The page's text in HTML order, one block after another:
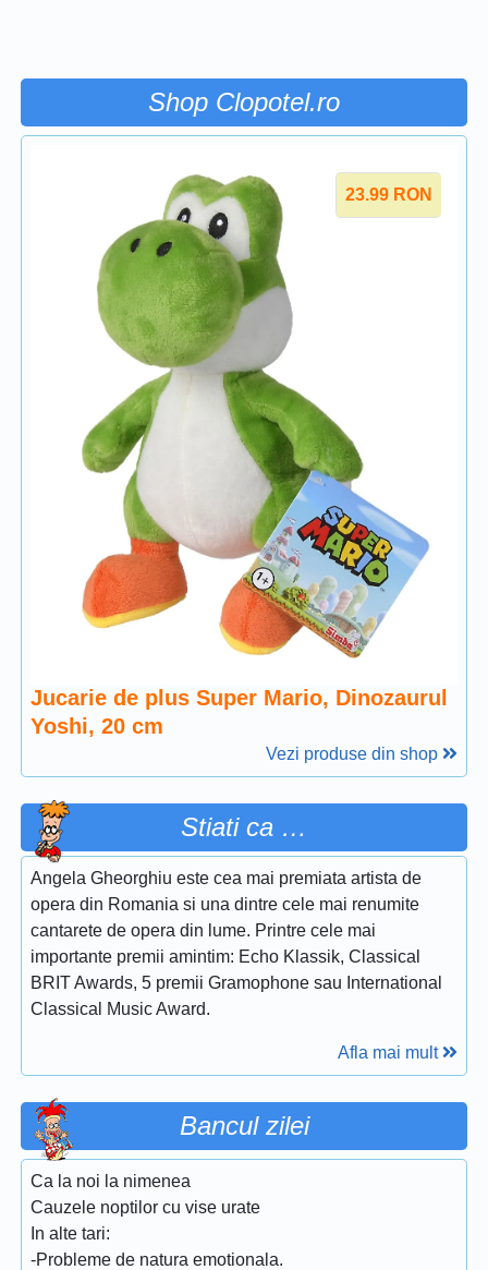
Shop Clopotel.ro
23.99 RON
Jucarie de plus Super Mario, Dinozaurul
Yoshi, 20 cm
Vezi produse din shop
Stiati ca …
Angela Gheorghiu este cea mai premiata artista de
opera din Romania si una dintre cele mai renumite
cantarete de opera din lume. Printre cele mai
importante premii amintim: Echo Klassik, Classical
BRIT Awards, 5 premii Gramophone sau International
Classical Music Award.
Afla mai mult
Bancul zilei
Ca la noi la nimenea
Cauzele noptilor cu vise urate
In alte tari:
-Probleme de natura emotionala.